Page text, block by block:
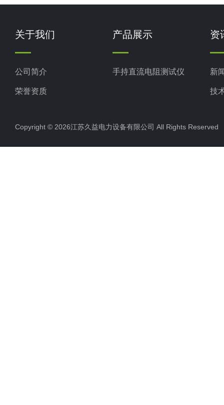
关于我们
公司简介
荣誉资质
产品展示
手持直流电阻测试仪
资
新
技
Copyright © 2026江苏久益电力设备有限公司 All Rights